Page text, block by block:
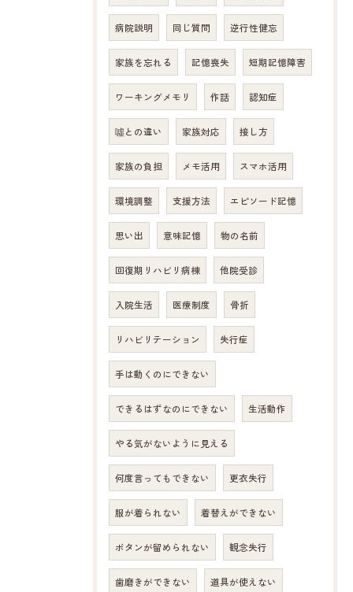
病院説明 同じ質問 逆行性健忘
家族を忘れる 記憶喪失 短期記憶障害
ワーキングメモリ 作話 認知症
噓との違い 家族対応 接し方
家族の負担 メモ活用 スマホ活用
環境調整 支援方法 エピソード記憶
思い出 意味記憶 物の名前
回復期リハビリ病棟 他院受診
入院生活 医療制度 骨折
リハビリテーション 失行症
手は動くのにできない
できるはずなのにできない 生活動作
やる気がないように見える
何度言ってもできない 更衣失行
服が着られない 着替えができない
ボタンが留められない 観念失行
歯磨きができない 道具が使えない